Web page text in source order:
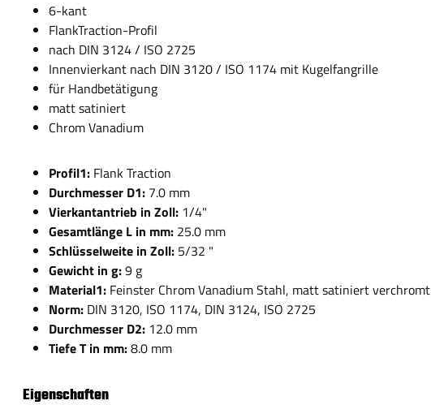
6-kant
FlankTraction-Profil
nach DIN 3124 / ISO 2725
Innenvierkant nach DIN 3120 / ISO 1174 mit Kugelfangrille
für Handbetätigung
matt satiniert
Chrom Vanadium
Profil1: Flank Traction
Durchmesser D1: 7.0 mm
Vierkantantrieb in Zoll: 1/4"
Gesamtlänge L in mm: 25.0 mm
Schlüsselweite in Zoll: 5/32 "
Gewicht in g:9 g
Material1: Feinster Chrom Vanadium Stahl, matt satiniert verchromt
Norm: DIN 3120, ISO 1174, DIN 3124, ISO 2725
Durchmesser D2: 12.0 mm
Tiefe T in mm:8.0 mm
Eigenschaften